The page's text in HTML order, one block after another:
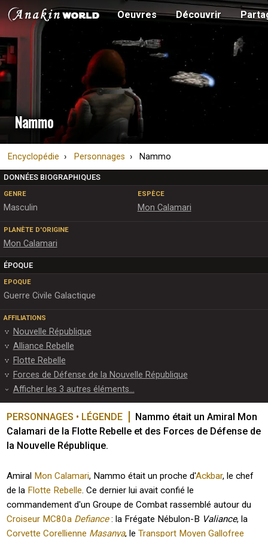
Oeuvres Découvrir
Nammo
Encyclopédie Personnages Nammo
DONNÉES BIOGRAPHIQUES
GENRE
Masculin
ESPÈCE
Mon Calamari
PLANÈTE D'ORIGINE
Mon Calamari
ÉPOQUE
EPOQUE
Guerre Civile Galactique
AFFILIATIONS
Nouvelle République
Alliance Rebelle
Flotte Rebelle
Forces de Défense de la Nouvelle République
Afficher les 3 autres éléments...
PERSONNAGES • LÉGENDE
Nammo était un Amiral Mon
Calamari de la Flotte Rebelle et des Forces de Défense de
la Nouvelle République.
Amiral Mon Calamari, Nammo était un proche d'Ackbar, le chef
de la Flotte Rebelle. Ce dernier lui avait confié le
commandement d'un Groupe de Combat rassemblé autour du
Croiseur MC80a Defiance: la Frégate Nébulon-B Valiance, la
Corvette Corellienne Masanya, leTransport Moyen Gallofree